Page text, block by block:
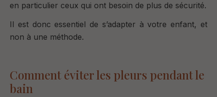
en particulier ceux qui ont besoin de plus de sécurité.
Il est donc essentiel de s’adapter à votre enfant, et
non à une méthode.
Comment éviter les pleurs pendant le
bain